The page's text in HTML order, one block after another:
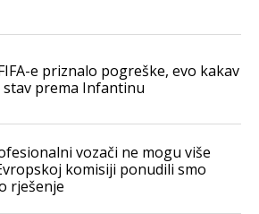
e priznalo pogreške, evo kakav
stav prema Infantinu
vozači ne mogu više
komisiji ponudili smo
rješenje